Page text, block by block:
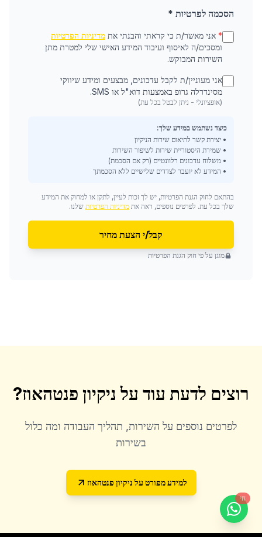
הסכמה לפרטיות *
* אני מאשר/ת כי קראתי והבנתי את מדיניות הפרטיות
ומסכים/ה לאיסוף ועיבוד המידע האישי שלי למטרת מתן
השירות המבוקש.
אני מעוניין/ת לקבל עדכונים, מבצעים ומידע שיווקי
מסינדרלה גרופ באמצעות דוא"ל או SMS.
(אופציונלי - ניתן לבטל בכל עת)
כיצד נשתמש במידע שלך:
• יצירת קשר לתיאום שירות הניקיון
• שמירת היסטוריית שירות לשיפור השירות
• משלוח עדכונים רלוונטיים (רק אם הסכמת)
• המידע לא יועבר לצדדים שלישיים ללא הסכמתך
בהתאם לחוק הגנת הפרטיות, יש לך זכות לעיין, לתקן או למחוק את המידע
שלך בכל עת. לפרטים נוספים, ראה את מדיניות הפרטיות שלנו.
קבל/י הצעת מחיר
מוגן על פי חוק הגנת הפרטיות
רוצים לדעת עוד על ניקיון פנטהאוז?
לפרטים נוספים על השירות, תהליך העבודה ומה כלול
בשירות
למידע מפורט על ניקיון פנטהאוז
חי